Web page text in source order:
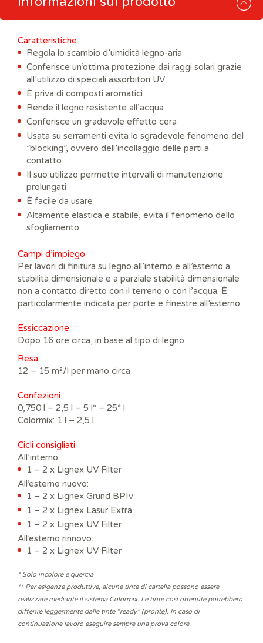
Caratteristiche
Regola lo scambio d’umidità legno-aria
Conferisce un’ottima protezione dai raggi solari grazie
all’utilizzo di speciali assorbitori UV
È priva di composti aromatici
Rende il legno resistente all’acqua
Conferisce un gradevole effetto cera
Usata su serramenti evita lo sgradevole fenomeno del
”blocking”, ovvero dell’incollaggio delle parti a
contatto
Il suo utilizzo permette intervalli di manutenzione
prolungati
È facile da usare
Altamente elastica e stabile, evita il fenomeno dello
sfogliamento
Campi d’impiego
Per lavori di finitura su legno all’interno e all’esterno a
stabilità dimensionale e a parziale stabilità dimensionale
non a contatto diretto con il terreno o con l’acqua. È
particolarmente indicata per porte e finestre all’esterno.
Essiccazione
Dopo 16 ore circa, in base al tipo di legno
Resa
12 – 15 m²/l per mano circa
Confezioni
0,750 l – 2,5 l – 5 l* – 25* l
Colormix: 1 l – 2,5 l
Cicli consigliati
All’interno:
1 – 2 x Lignex UV Filter
All’esterno nuovo:
1 – 2 x Lignex Grund BPIv
1 – 2 x Lignex Lasur Extra
1 – 2 x Lignex UV Filter
All’esterno rinnovo:
1 – 2 x Lignex UV Filter
* Solo incolore e quercia
** Per esigenze produttive, alcune tinte di cartella possono essere
realizzate mediante il sistema Colormix. Le tinte così ottenute potrebbero
differire leggermente dalle tinte “ready” (pronte). In caso di
continuazione lavoro eseguire sempre una prova colore.